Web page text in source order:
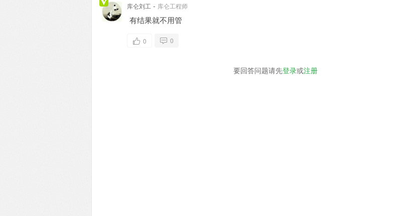
库仑刘工 - 库仑工程师
有结果就不用管
0 0
要回答问题请先登录或注册